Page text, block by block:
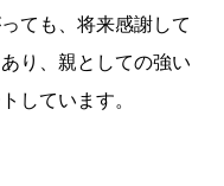
ても、将来感謝して
り、親としての強い
しています。